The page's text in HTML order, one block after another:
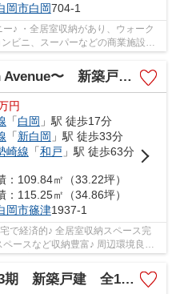
岡市白岡704-1
♪ ・全居室収納があり、ウォーク
ビニ、スーパーなどの商業施設が
あるスタッ...
〜 新築戸建 全1棟 1号棟
円
「白岡 」駅 徒歩17分
「新白岡 」駅 徒歩33分
崎線 「和戸 」駅 徒歩63分
：109.84㎡（33.22坪）
：115.25㎡（34.86坪）
岡市篠津1937-1
で経済的♪ 全居室収納スペース完
ースなど収納豊富♪ 周辺環境良好♪
新築戸建 全1棟 1棟